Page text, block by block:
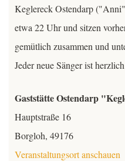
Mitglieder
TeutoChoriFeen
TeutoChoriFeen-Termine
TeutoMusiKids
TeutoMusiKids
Keglereck Ostendarp
etwa 22 Uhr und sitzen
gemütlich zusammen und
Jeder neue Sänger ist
Gaststätte Ostendarp
Hauptstraße 16
Borgloh, 49176
Veranstaltungsort anschauen